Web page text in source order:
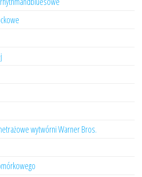
wytwórni Warner Bros.